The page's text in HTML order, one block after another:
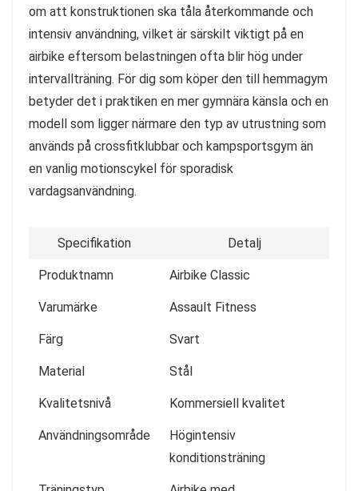
om att konstruktionen ska tåla återkommande och
intensiv användning, vilket är särskilt viktigt på en
airbike eftersom belastningen ofta blir hög under
intervallträning. För dig som köper den till hemmagym
betyder det i praktiken en mer gymnära känsla och en
modell som ligger närmare den typ av utrustning som
används på crossfitklubbar och kampsportsgym än
en vanlig motionscykel för sporadisk
vardagsanvändning.
Specifikation Detalj
Produktnamn Airbike Classic
Varumärke Assault Fitness
Färg Svart
Material Stål
Kvalitetsnivå Kommersiell kvalitet
Användningsområde
Högintensiv
konditionsträning